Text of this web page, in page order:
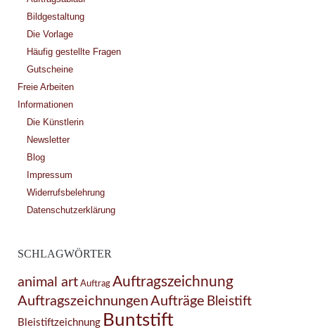
Bildgestaltung
Die Vorlage
Häufig gestellte Fragen
Gutscheine
Freie Arbeiten
Informationen
Die Künstlerin
Newsletter
Blog
Impressum
Widerrufsbelehrung
Datenschutzerklärung
SCHLAGWÖRTER
animal art Auftrag Auftragszeichnung
Auftragszeichnungen Aufträge Bleistift
Bleistiftzeichnung Buntstift